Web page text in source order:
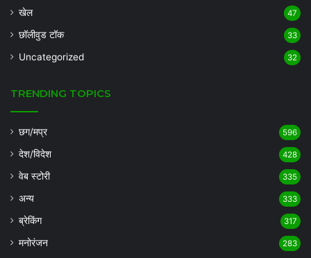
खेल 47
छॉलीवुड टॉक 33
Uncategorized 32
TRENDING TOPICS
छग/मप्र 596
देश/विदेश 428
वेब स्टोरी 335
अन्य 333
ब्रेकिंग 317
मनोरंजन 283